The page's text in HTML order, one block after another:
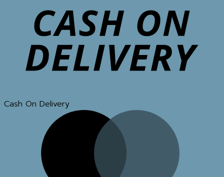
Cash On Delivery